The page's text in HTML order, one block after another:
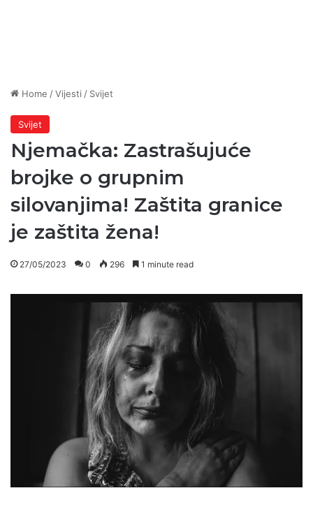
Home /Vijesti / Svijet
Svijet
Njemačka: Zastrašujuće
brojke o grupnim
silovanjima! Zaštita granice
je zaštita žena!
27/05/2023 0 296 1 minute read